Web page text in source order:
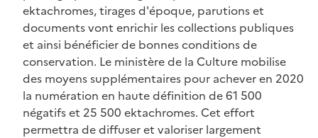
ektachromes, tirages d'époque, parutions et
documents vont enrichir les collections publiques
et ainsi bénéficier de bonnes conditions de
conservation. Le ministère de la Culture mobilise
des moyens supplémentaires pour achever en 2020
la numération en haute définition de 61 500
négatifs et 25 500 ektachromes. Cet effort
permettra de diffuser et valoriser largement